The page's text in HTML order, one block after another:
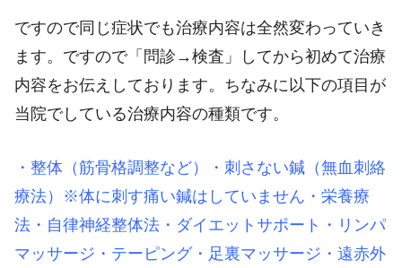
ですので同じ症状でも治療内容は全然変わっていき
ます。ですので「問診→検査」してから初めて治療
内容をお伝えしております。ちなみに以下の項目が
当院でしている治療内容の種類です。
・整体（筋骨格調整など）・刺さない鍼（無血刺絡
療法）※体に刺す痛い鍼はしていません・栄養療
法・自律神経整体法・ダイエットサポート・リンパ
マッサージ・テーピング・足裏マッサージ・遠赤外